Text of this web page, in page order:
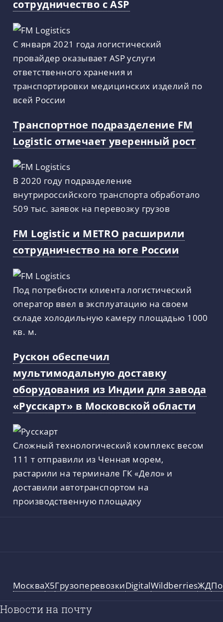
сотрудничество с ASP
С января 2021 года логистический
провайдер оказывает ASP услуги
ответственного хранения и
транспортировки медицинских изделий по
всей России
Транспортное подразделение FM
Logistic отмечает уверенный рост
В 2020 году подразделение
внутрироссийского транспорта обработало
509 тыс. заявок на перевозку грузов
FM Logistic и METRO расширили
сотрудничество на юге России
Под потребности клиента логистический
оператор ввел в эксплуатацию на своем
складе холодильную камеру площадью 1000
кв. м.
Рускон обеспечил
мультимодальную доставку
оборудования из Индии для завода
«Русскарт» в Московской области
Сложный технологический комплекс весом
111 т отправили из Ченная морем,
растарили на терминале ГК «Дело» и
доставили автотранспортом на
производственную площадку
МоскваX5ГрузоперевозкиDigitalWildberriesЖД
Новости на почту